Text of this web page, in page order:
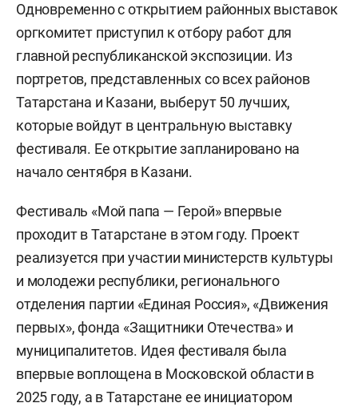
Одновременно с открытием районных выставок
оргкомитет приступил к отбору работ для
главной республиканской экспозиции. Из
портретов, представленных со всех районов
Татарстана и Казани, выберут 50 лучших,
которые войдут в центральную выставку
фестиваля. Ее открытие запланировано на
начало сентября в Казани.
Фестиваль «Мой папа — Герой» впервые
проходит в Татарстане в этом году. Проект
реализуется при участии министерств культуры
и молодежи республики, регионального
отделения партии «Единая Россия», «Движения
первых», фонда «Защитники Отечества» и
муниципалитетов. Идея фестиваля была
впервые воплощена в Московской области в
2025 году, а в Татарстане ее инициатором